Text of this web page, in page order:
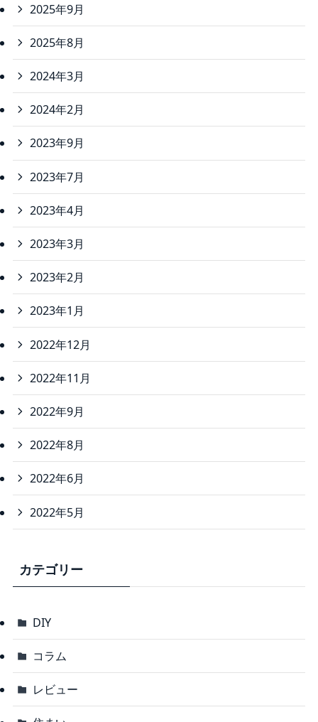
2025年9月
2025年8月
2024年3月
2024年2月
2023年9月
2023年7月
2023年4月
2023年3月
2023年2月
2023年1月
2022年12月
2022年11月
2022年9月
2022年8月
2022年6月
2022年5月
カテゴリー
DIY
コラム
レビュー